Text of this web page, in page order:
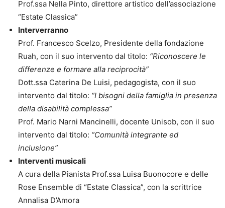
Prof.ssa Nella Pinto, direttore artistico dell’associazione
“Estate Classica”
Interverranno
Prof. Francesco Scelzo, Presidente della fondazione
Ruah, con il suo intervento dal titolo: “Riconoscere le
differenze e formare alla reciprocità”
Dott.ssa Caterina De Luisi, pedagogista, con il suo
intervento dal titolo: “I bisogni della famiglia in presenza
della disabilità complessa”
Prof. Mario Narni Mancinelli, docente Unisob, con il suo
intervento dal titolo: “Comunità integrante ed
inclusione”
Interventi musicali
A cura della Pianista Prof.ssa Luisa Buonocore e delle
Rose Ensemble di “Estate Classica”, con la scrittrice
Annalisa D’Amora